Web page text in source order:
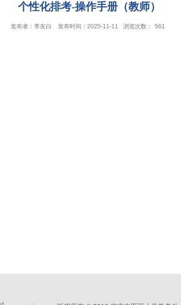
个性化排考-操作手册（教师）
发布者：李友白 发布时间：2025-11-11 浏览次数： 561